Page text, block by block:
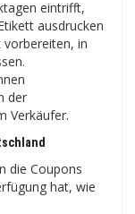
eintrifft,
ausdrucken
in
der
Verkäufer.
die Coupons
hat, wie